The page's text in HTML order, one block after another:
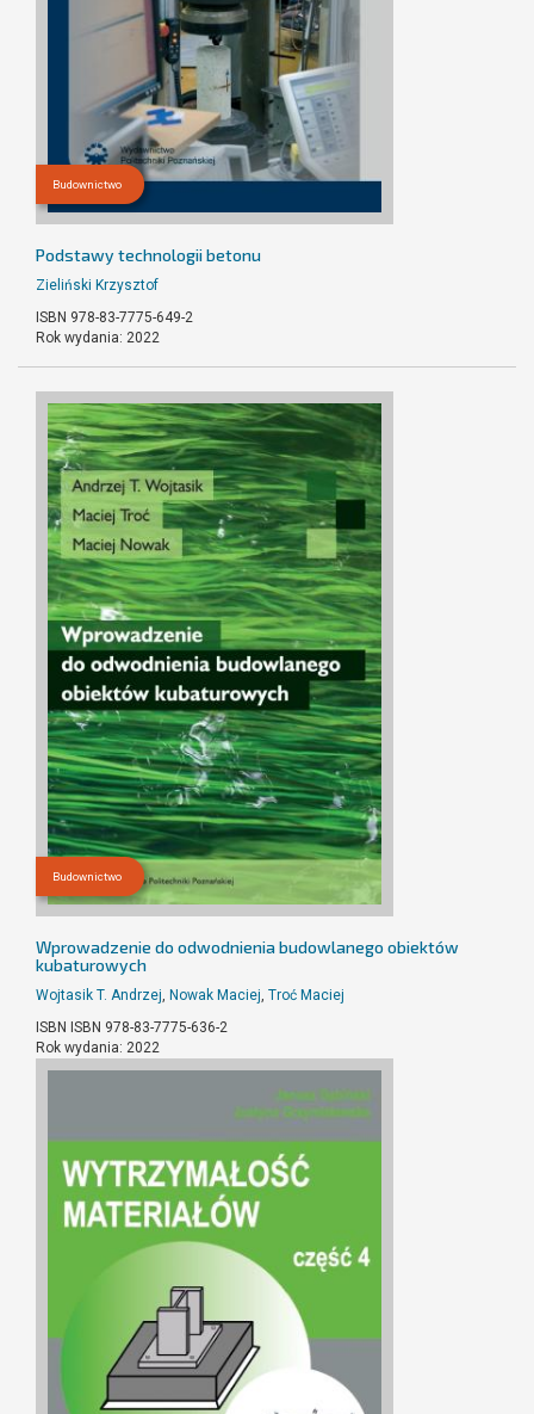
Budownictwo
Podstawy technologii betonu
Zieliński Krzysztof
ISBN 978-83-7775-649-2
Rok wydania: 2022
Budownictwo
Wprowadzenie do odwodnienia budowlanego obiektów
kubaturowych
Wojtasik T. Andrzej, Nowak Maciej, Troć Maciej
ISBN ISBN 978-83-7775-636-2
Rok wydania: 2022